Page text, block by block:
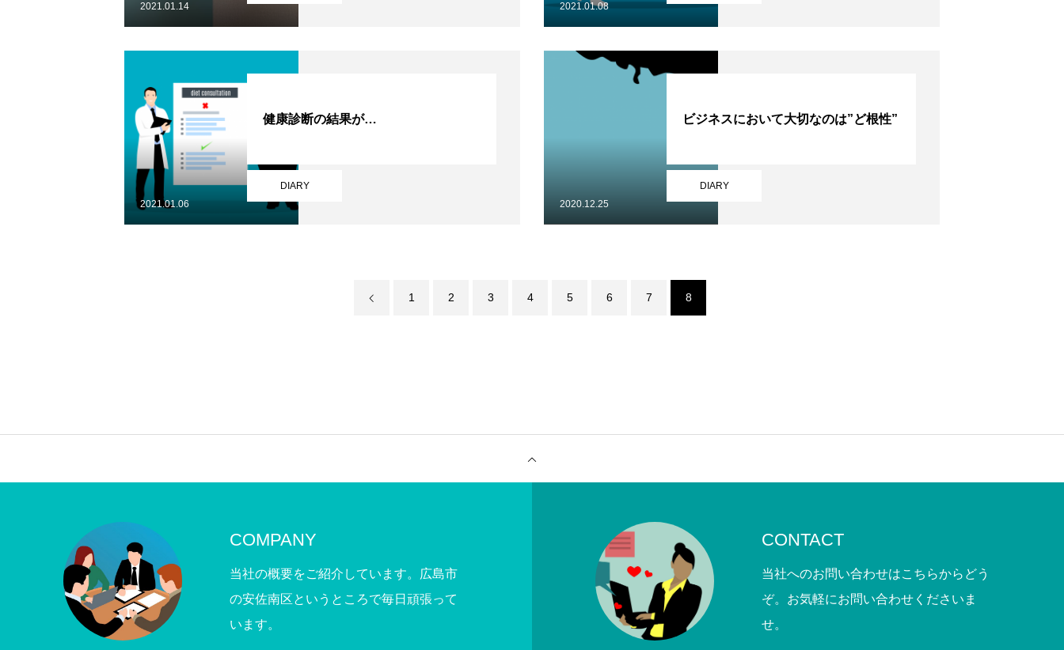
2021.01.14 2021.01.08
DIARY
健康診断の結果が…
2021.01.06
DIARY
ビジネスにおいて大切なのは”ど根性”
2020.12.25
1 2 3 4 5 6 7 8
COMPANY
当社の概要をご紹介しています。広島市
の安佐南区というところで毎日頑張って
います。
CONTACT
当社へのお問い合わせはこちらからどう
ぞ。お気軽にお問い合わせくださいま
せ。